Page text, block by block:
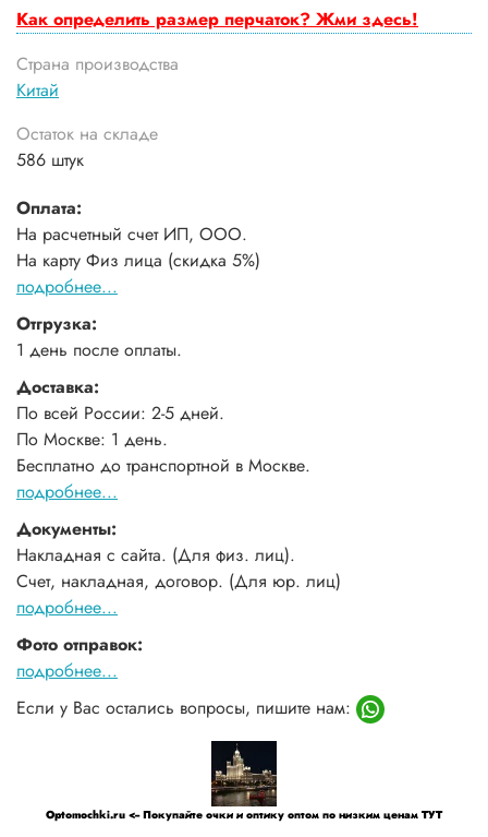
Как определить размер перчаток? Жми здесь!
Страна производства
Китай
Остаток на складе
586 штук
Оплата:
На расчетный счет ИП, ООО.
На карту Физ лица (скидка 5%)
подробнее...
Отгрузка:
1 день после оплаты.
Доставка:
По всей России: 2-5 дней.
По Москве: 1 день.
Бесплатно до транспортной в Москве.
подробнее...
Документы:
Накладная с сайта. (Для физ. лиц).
Счет, накладная, договор. (Для юр. лиц)
подробнее...
Фото отправок:
подробнее...
Если у Вас остались вопросы, пишите нам:
Optomochki.ru <-- Покупайте очки и оптику оптом по низким ценам ТУТ